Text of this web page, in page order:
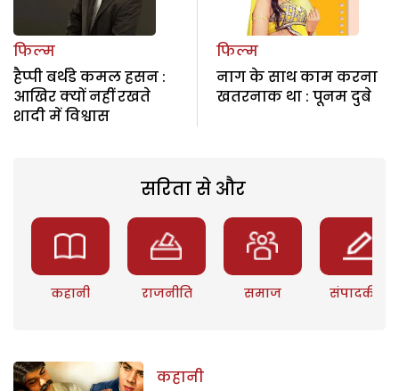
फिल्म
हैप्पी बर्थडे कमल हसन :
आखिर क्यों नहीं रखते
शादी में विश्वास
फिल्म
नाग के साथ काम करना
खतरनाक था : पूनम दुबे
सरिता से और
कहानी राजनीति समाज संपादकीय
कहानी